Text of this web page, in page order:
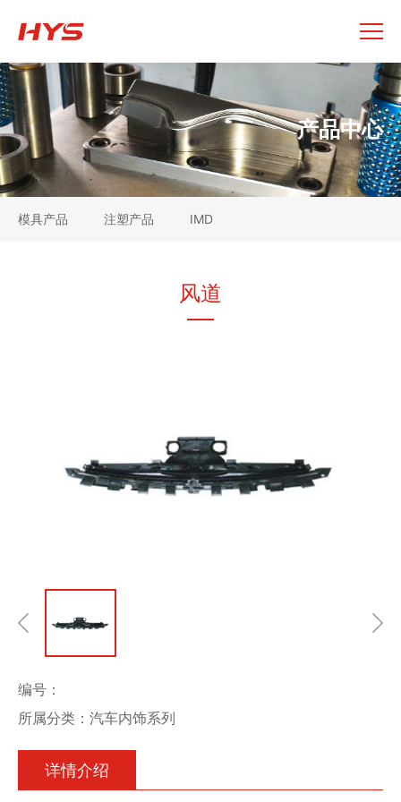
产品中心
模具产品 注塑产品 IMD
风道
编号：
所属分类：汽车内饰系列
详情介绍